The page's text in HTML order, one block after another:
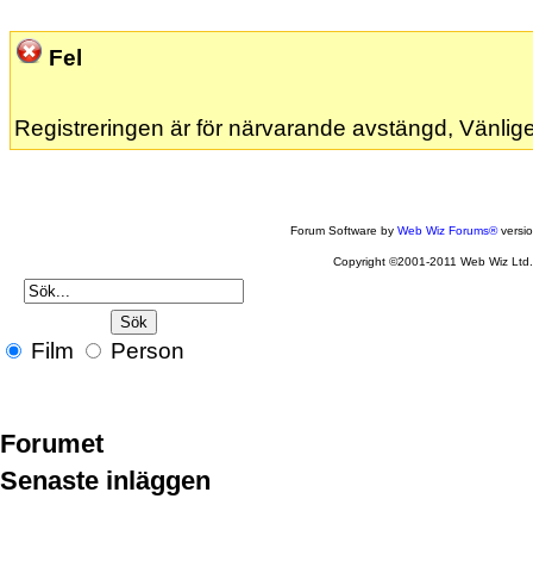
Fel
Registreringen är för närvarande avstängd,
Forum Software byWeb Wiz Forums®
Copyright ©2001-2011 Web Wiz Ltd.
Film Person
Forumet
Senaste inläggen